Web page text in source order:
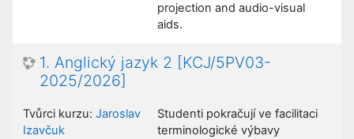
projection and audio-visual
aids.
1. Anglický jazyk 2 [KCJ/5PV03-
2025/2026]
Studenti pokračují ve facilitaci
terminologické výbavy
Tvůrci kurzu: Jaroslav
Izavčuk